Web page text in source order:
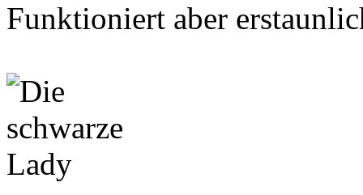
Funktioniert aber